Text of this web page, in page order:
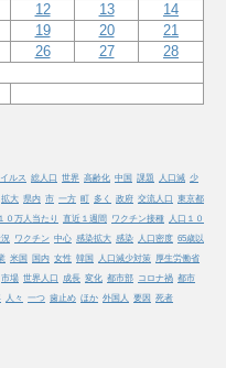
12 13
14
19 20
21
26 27
28
ルス 総人口 世界 高齢化 中国 課題 人口減 少
拡大 県内 市 一方 町 多く 政府 交流人口 東京都
０万人当たり 直近１週間 ワクチン接種 人口１０
況 ワクチン 中心 感染拡大 感染 人口密度 65歳以
米国 国内 女性 韓国 人口減少対策
厚生労働省
市場 世界人口 成長 変化 都市部 コロナ禍 都市
人々 一つ 歯止め ほか 外国人 要因 死者